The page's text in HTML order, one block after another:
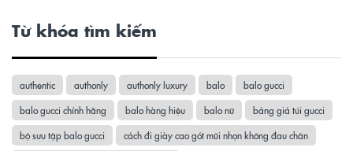
Từ khóa tìm kiếm
authentic authonly authonly luxury balo
balo gucci
balo gucci chính hãng
balo hàng hiệu balo nữ
bảng giá túi gucci
bộ sưu tập balo gucci
cách đi giày cao gót mũi nhọn không đau chân